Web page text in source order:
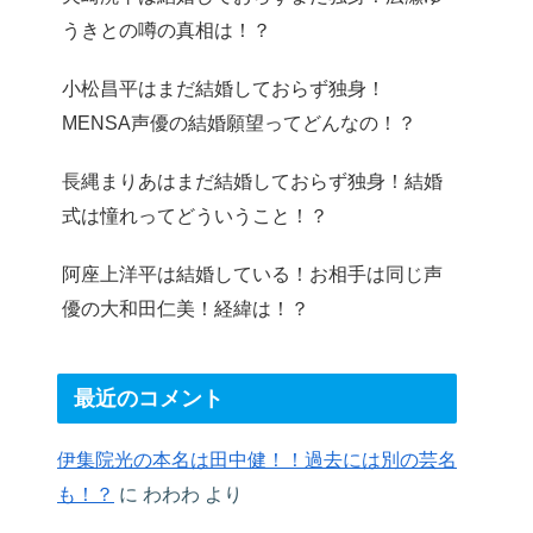
うきとの噂の真相は！？
小松昌平はまだ結婚しておらず独身！
MENSA声優の結婚願望ってどんなの！？
長縄まりあはまだ結婚しておらず独身！結婚
式は憧れってどういうこと！？
阿座上洋平は結婚している！お相手は同じ声
優の大和田仁美！経緯は！？
最近のコメント
伊集院光の本名は田中健！！過去には別の芸名
も！？ に わわわ より